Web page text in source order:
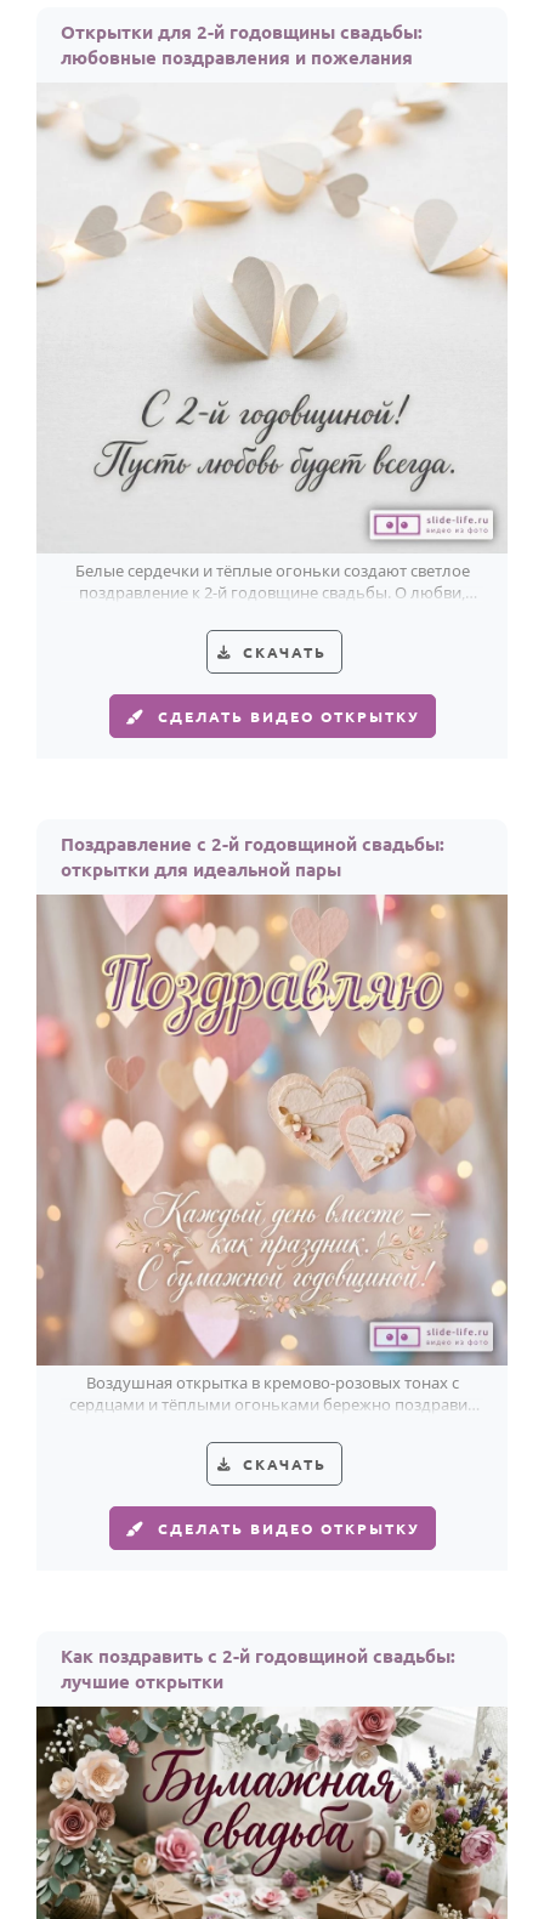
Открытки для 2-й годовщины свадьбы:
любовные поздравления и пожелания
Белые сердечки и тёплые огоньки создают светлое
поздравление к 2-й годовщине свадьбы. О любви,
СКАЧАТЬ
СДЕЛАТЬ ВИДЕО ОТКРЫТКУ
Поздравление с 2-й годовщиной свадьбы:
открытки для идеальной пары
Воздушная открытка в кремово-розовых тонах с
сердцами и тёплыми огоньками бережно поздравит
СКАЧАТЬ
СДЕЛАТЬ ВИДЕО ОТКРЫТКУ
Как поздравить с 2-й годовщиной свадьбы:
лучшие открытки